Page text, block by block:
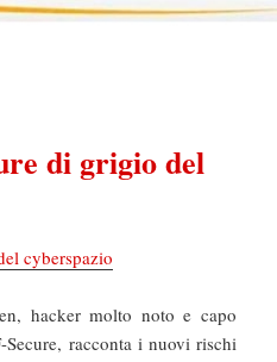
di grigio del
cyberspazio
hacker molto noto e capo
racconta i nuovi rischi